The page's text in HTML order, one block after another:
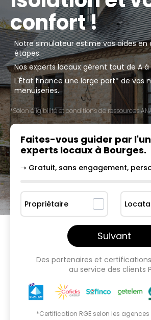
confort !
Notre simulateur estime vos aides en
étapes.
Nos experts locaux gèrent tout de A à
L'État finance une large part* de vos
menuiseries.
*Selon éligibilité et conditions de ressources
Faites-vous guider par l'un
experts locaux à Bourges.
➝ Gratuit, sans engagement,
Propriétaire
Suivant
Des partenaires et
au service des clients
*Certification RGE selon les